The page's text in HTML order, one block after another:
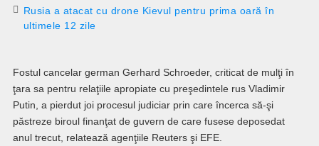
Rusia a atacat cu drone Kievul pentru prima oară în
ultimele 12 zile
Fostul cancelar german Gerhard Schroeder, criticat de mulţi în
ţara sa pentru relaţiile apropiate cu preşedintele rus Vladimir
Putin, a pierdut joi procesul judiciar prin care încerca să-şi
păstreze biroul finanţat de guvern de care fusese deposedat
anul trecut, relatează agenţiile Reuters şi EFE.